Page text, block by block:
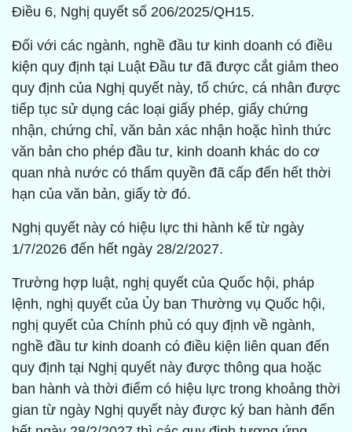
Điều 6, Nghị quyết số 206/2025/QH15.
Đối với các ngành, nghề đầu tư kinh doanh có điều
kiện quy định tại Luật Đầu tư đã được cắt giảm theo
quy định của Nghị quyết này, tổ chức, cá nhân được
tiếp tục sử dụng các loại giấy phép, giấy chứng
nhận, chứng chỉ, văn bản xác nhận hoặc hình thức
văn bản cho phép đầu tư, kinh doanh khác do cơ
quan nhà nước có thẩm quyền đã cấp đến hết thời
hạn của văn bản, giấy tờ đó.
Nghị quyết này có hiệu lực thi hành kể từ ngày
1/7/2026 đến hết ngày 28/2/2027.
Trường hợp luật, nghị quyết của Quốc hội, pháp
lệnh, nghị quyết của Ủy ban Thường vụ Quốc hội,
nghị quyết của Chính phủ có quy định về ngành,
nghề đầu tư kinh doanh có điều kiện liên quan đến
quy định tại Nghị quyết này được thông qua hoặc
ban hành và thời điểm có hiệu lực trong khoảng thời
gian từ ngày Nghị quyết này được ký ban hành đến